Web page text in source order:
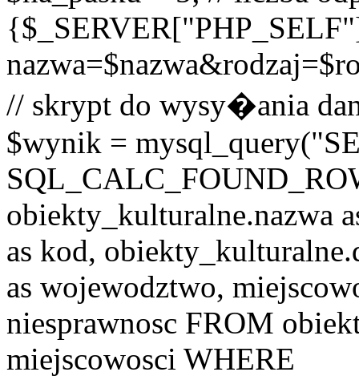
// skrypt do wysy�ania
$wynik =
obiekty_kulturalne.nazwa
as kod,
as wojewodztwo,
niesprawnosc FROM
miejscowosci WHERE